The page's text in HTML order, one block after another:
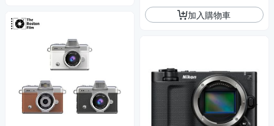
加入購物車